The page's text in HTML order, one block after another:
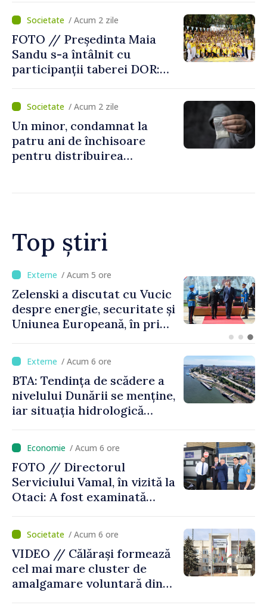
/ Acum 2 zile
FOTO // Președinta Maia
Sandu s-a întâlnit cu
participanții taberei DOR:
noastră rămâne puternică”
/ Acum 2 zile
Un minor, condamnat la
patru ani de închisoare
pentru distribuirea
Top știri
/ Acum 56 minute
Bulgaria: Ambasadoarea
Ucrainei, convocată la
Ministerul de Externe în
legătură cu drona prăbușită
/ Acum 6 ore
BTA: Tendința de scădere a
nivelului Dunării se menține,
iar situația hidrologică
/ Acum 6 ore
FOTO // Directorul
Serviciului Vamal, în vizită la
Otaci: A fost examinată
control vamal cu un scanner
performant/ Acum 6 ore
VIDEO // Călărași formează
cel mai mare cluster de
amalgamare voluntară din